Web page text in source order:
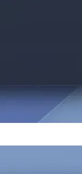
μου, κατέβασα
γρήγορα το
PR, απλώς
σας επιτρέπει να
τα πάντα με
στις